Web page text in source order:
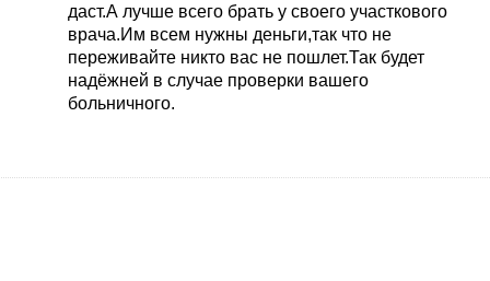
даст.А лучше всего брать у своего участкового
врача.Им всем нужны деньги,так что не
переживайте никто вас не пошлет.Так будет
надёжней в случае проверки вашего
больничного.